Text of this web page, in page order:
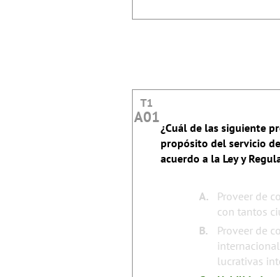
T1
A01
¿Cuál de las siguiente
propósito del servicio
acuerdo a la Ley y
A.
Proveer de
con tantos
B.
Proveer de
lucrativas
This question does